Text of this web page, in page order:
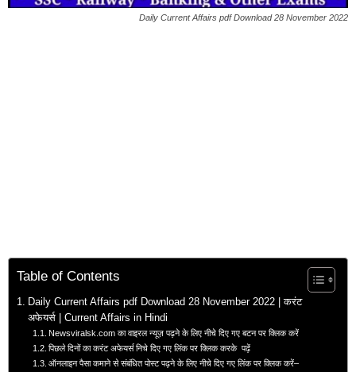
Daily Current Affairs pdf Download 28 November 2022
Table of Contents
Daily Current Affairs pdf Download 28 November 2022 | करंट
अफेयर्स | Current Affairs in Hindi
Newsviralsk.com का वाइरल न्यूज़ पढ़ने के लिए नीचे दिए गए बटन पर क्लिक करें
पिछले दिनों का करंट अफेयर्स निचे दिए गए लिंक पर क्लिक करके पढ़ें
ऑनलाइन पैसा कमाने से संबंधित पोस्ट पढ़ने के लिए नीचे दिए गए लिंक पर क्लिक करें–